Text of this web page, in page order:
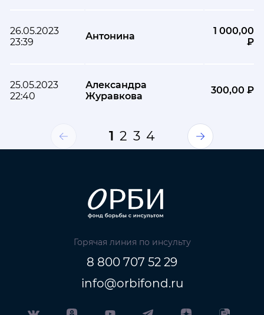
26.05.2023
23:39
Антонина
1 000,00
₽
25.05.2023
22:40
Александра
Журавкова
300,00 ₽
1 2 3 4
Горячая линия по инсульту
8 800 707 52 29
info@orbifond.ru